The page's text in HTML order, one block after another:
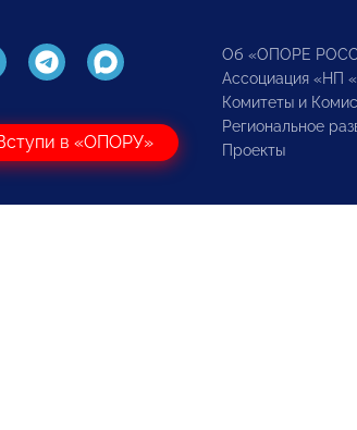
в «ОПОРУ»
Об «ОПОРЕ
Ассоциация «НП
Комитеты и
Региональное
Проекты